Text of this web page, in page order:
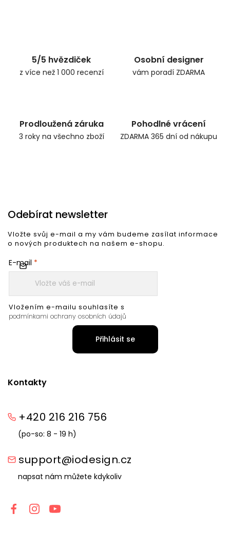
5/5 hvězdiček
z více než 1 000 recenzí
Osobní designer
vám poradí ZDARMA
Prodloužená záruka
3 roky na všechno zboží
Pohodlné vrácení
ZDARMA 365 dní od nákupu
Kontakty
+420 216 216 756
(po-so: 8 - 19 h)
support@iodesign.cz
napsat nám můžete kdykoliv
Odebírat newsletter
Vložte svůj e-mail a my vám budeme zasílat informace
o nových produktech na našem e-shopu.
E-mail
Vložením e-mailu souhlasíte s
podmínkami ochrany osobních údajů
Přihlásit se